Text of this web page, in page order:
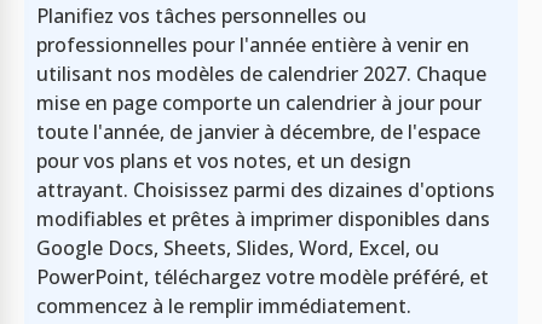
Planifiez vos tâches personnelles ou
professionnelles pour l'année entière à venir en
utilisant nos modèles de calendrier 2027. Chaque
mise en page comporte un calendrier à jour pour
toute l'année, de janvier à décembre, de l'espace
pour vos plans et vos notes, et un design
attrayant. Choisissez parmi des dizaines d'options
modifiables et prêtes à imprimer disponibles dans
Google Docs, Sheets, Slides, Word, Excel, ou
PowerPoint, téléchargez votre modèle préféré, et
commencez à le remplir immédiatement.